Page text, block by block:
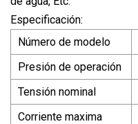
Especificación:
Número de modelo
Presión de operación
Tensión nominal
Corriente maxima